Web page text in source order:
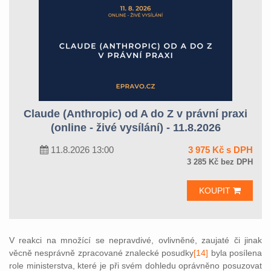
Claude (Anthropic) od A do Z v právní praxi
(online - živé vysílání) - 11.8.2026
11.8.2026 13:00 3 975 Kč s DPH
3 285 Kč bez DPH
KOUPIT
V reakci na množící se nepravdivé, ovlivněné, zaujaté či jinak
věcně nesprávně zpracované znalecké posudky[14] byla posílena
role ministerstva, které je při svém dohledu oprávněno posuzovat